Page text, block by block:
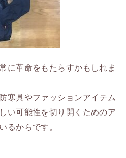
に革命をもたらすかもしれま
寒具やファッションアイテム
い可能性を切り開くためのア
るからです。